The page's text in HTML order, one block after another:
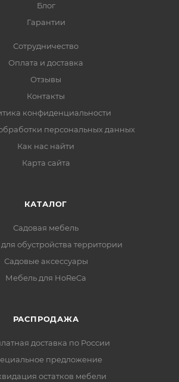
Блог
Гарантии
Сотрудничество
Оплата и доставка
Отзывы
Контакты
конфиденциальности
персональных данных
Как нас найти
Карта сайта
КАТАЛОГ
Садовая мебель
обустройства территории
Садовые аксессуары
Мебель для HoReCa
РАСПРОДАЖА
доставка по России
предложение
остатков мебели